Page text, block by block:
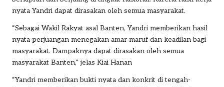
nyata Yandri dapat dirasakan oleh semua masyarakat.
“Sebagai Wakil Rakyat asal Banten, Yandri memberikan hasil
nyata perjuangan menegakan amar maruf dan keadilan bagi
masyarakat. Dampaknya dapat dirasakan oleh semua
masyarakat Banten,” jelas Kiai Hanan
“Yandri memberikan bukti nyata dan konkrit di tengah-